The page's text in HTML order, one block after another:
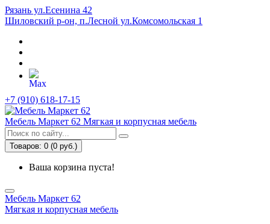
Рязань ул.Есенина 42
Шиловский р-он, п.Лесной ул.Комсомольская 1
+7 (910) 618-17-15
Мебель Маркет 62 Мягкая и корпусная мебель
Товаров: 0 (0 руб.)
Ваша корзина пуста!
Мебель Маркет 62
Мягкая и корпусная мебель